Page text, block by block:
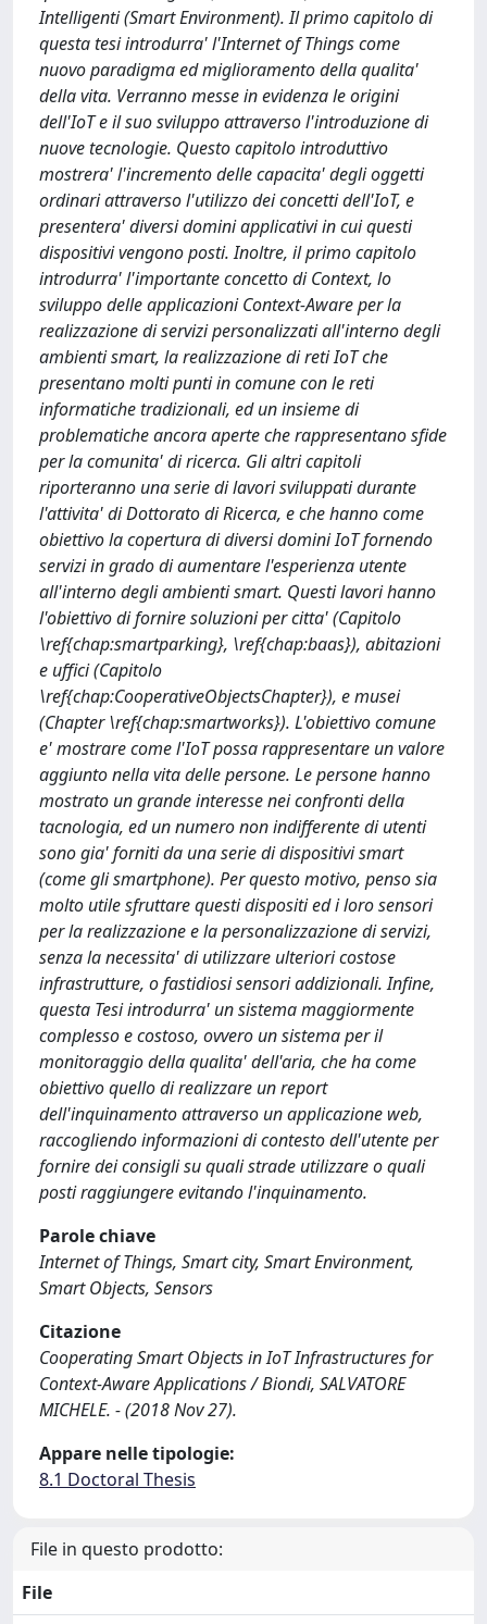
Intelligenti (Smart Environment). Il primo capitolo di
questa tesi introdurra' l'Internet of Things come
nuovo paradigma ed miglioramento della qualita'
della vita. Verranno messe in evidenza le origini
dell'IoT e il suo sviluppo attraverso l'introduzione di
nuove tecnologie. Questo capitolo introduttivo
mostrera' l'incremento delle capacita' degli oggetti
ordinari attraverso l'utilizzo dei concetti dell'IoT, e
presentera' diversi domini applicativi in cui questi
dispositivi vengono posti. Inoltre, il primo capitolo
introdurra' l'importante concetto di Context, lo
sviluppo delle applicazioni Context-Aware per la
realizzazione di servizi personalizzati all'interno degli
ambienti smart, la realizzazione di reti IoT che
presentano molti punti in comune con le reti
informatiche tradizionali, ed un insieme di
problematiche ancora aperte che rappresentano sfide
per la comunita' di ricerca. Gli altri capitoli
riporteranno una serie di lavori sviluppati durante
l'attivita' di Dottorato di Ricerca, e che hanno come
obiettivo la copertura di diversi domini IoT fornendo
servizi in grado di aumentare l'esperienza utente
all'interno degli ambienti smart. Questi lavori hanno
l'obiettivo di fornire soluzioni per citta' (Capitolo
\ref{chap:smartparking}, \ref{chap:baas}), abitazioni
e uffici (Capitolo
\ref{chap:CooperativeObjectsChapter}), e musei
(Chapter \ref{chap:smartworks}). L'obiettivo comune
e' mostrare come l'IoT possa rappresentare un valore
aggiunto nella vita delle persone. Le persone hanno
mostrato un grande interesse nei confronti della
tacnologia, ed un numero non indifferente di utenti
sono gia' forniti da una serie di dispositivi smart
(come gli smartphone). Per questo motivo, penso sia
molto utile sfruttare questi dispositi ed i loro sensori
per la realizzazione e la personalizzazione di servizi,
senza la necessita' di utilizzare ulteriori costose
infrastrutture, o fastidiosi sensori addizionali. Infine,
questa Tesi introdurra' un sistema maggiormente
complesso e costoso, ovvero un sistema per il
monitoraggio della qualita' dell'aria, che ha come
obiettivo quello di realizzare un report
dell'inquinamento attraverso un applicazione web,
raccogliendo informazioni di contesto dell'utente per
fornire dei consigli su quali strade utilizzare o quali
posti raggiungere evitando l'inquinamento.
Parole chiave
Internet of Things, Smart city, Smart Environment,
Smart Objects, Sensors
Citazione
Cooperating Smart Objects in IoT Infrastructures for
Context-Aware Applications / Biondi, SALVATORE
MICHELE. - (2018 Nov 27).
Appare nelle tipologie:
8.1 Doctoral Thesis
File in questo prodotto:
File